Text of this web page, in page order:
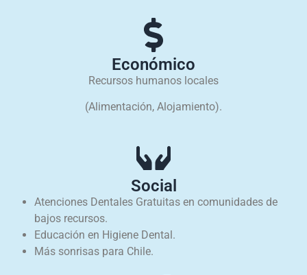
Económico
Recursos humanos locales
(Alimentación, Alojamiento).
Social
Atenciones Dentales Gratuitas en comunidades de
bajos recursos.
Educación en Higiene Dental.
Más sonrisas para Chile.